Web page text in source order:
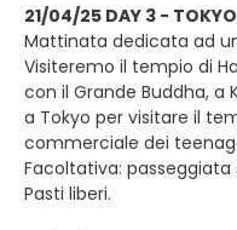
21/04/25 DAY 3 -
Mattinata dedicata ad
Visiteremo il tempio di
con il Grande Buddha, a
a Tokyo per visitare il
commerciale dei
Facoltativa: passeggiata
Pasti liberi.